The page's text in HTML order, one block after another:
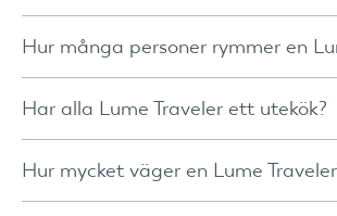
För Adventure räcker det vanligtvis med ett
Endast om den sammanlagda vikten för bil
Expedition är ett körkort i kategori B+E
Hur många personer rymmer en
Adventure har en queen size-säng från
som passar för två personer. Nordic och
ombyggnadsset som skapar en extra säng
Har alla Lume Traveler ett utekök?
Alla Lume-modeller är utrustade med ett
Adventure och Expedition har ett utekök som
Hur mycket väger en Lume
Adventure har en tomvikt på 1 200 kg och